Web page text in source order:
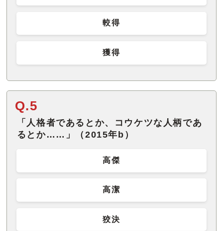
較得
獲得
Q.5
「人格者であるとか、コウケツな人柄であ
るとか……」（2015年b）
高傑
高潔
狡決